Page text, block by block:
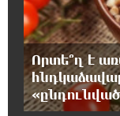
ժողովրդի
Որտե՞ղ է